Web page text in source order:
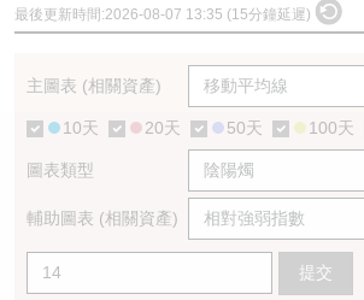
最後更新時間:2026-08-07 13:35 (15分鐘延遲)
主圖表 (相關資產)
10天 20天 50天 100天
圖表類型
輔助圖表 (相關資產)
提交
引伸波幅比較圖
認股證文件及公告
認股證文件及公告 (瑞信)
即將到期牛熊證
牛熊證到期結算價查詢
牛熊證分析儀
牛熊證文件及公告
業績及經濟日曆
AH 股價對照
ADR